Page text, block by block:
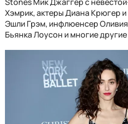
Хэмрик, актеры Диана Крюгер
Эшли Грэм, инфлюенсер
Бьянка Лоусон и многие